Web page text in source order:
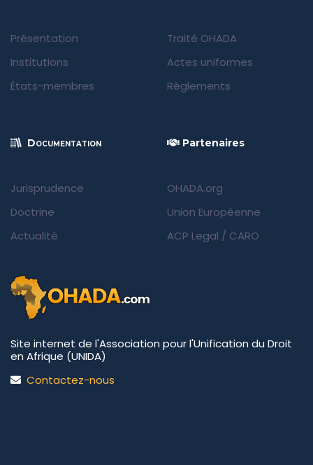
Présentation
Institutions
États-membres
Traité OHADA
Actes uniformes
Règlements
Documentation
Jurisprudence
Doctrine
Actualité
Partenaires
OHADA.org
Union Européenne
ACP Legal / CARO
Site internet de l'Association pour l'Unification du Droit
en Afrique (UNIDA)
Contactez-nous